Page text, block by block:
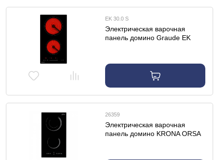
EK 30.0 S
Электрическая варочная
панель домино Graude EK
26359
Электрическая варочная
панель домино KRONA ORSA